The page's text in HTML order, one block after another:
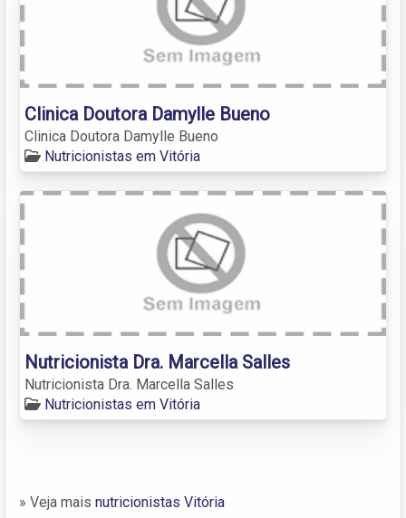
Clinica Doutora Damylle Bueno
Clinica Doutora Damylle Bueno
Nutricionistas em Vitória
Nutricionista Dra. Marcella Salles
Nutricionista Dra. Marcella Salles
Nutricionistas em Vitória
» Veja mais nutricionistas Vitória